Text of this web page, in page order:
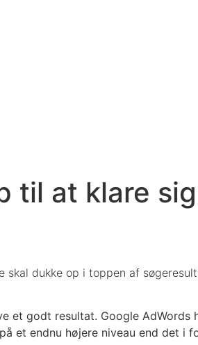
til at klare
dukke op i toppen af
et godt resultat. Google
et endnu højere niveau end det i